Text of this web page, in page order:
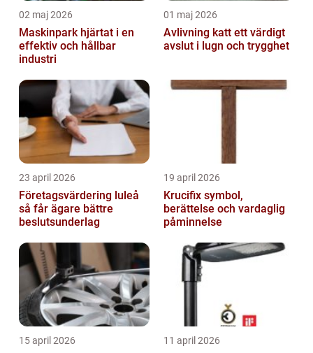
02 maj 2026
Maskinpark hjärtat i en
effektiv och hållbar
industri
01 maj 2026
Avlivning katt ett värdigt
avslut i lugn och trygghet
23 april 2026
Företagsvärdering luleå
så får ägare bättre
beslutsunderlag
19 april 2026
Krucifix symbol,
berättelse och vardaglig
påminnelse
15 april 2026 11 april 2026